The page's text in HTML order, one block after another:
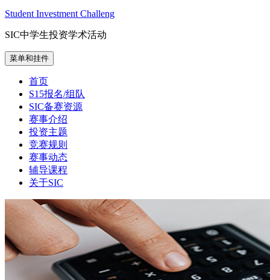
Student Investment Challeng
SIC中学生投资学术活动
菜单和挂件
首页
S15报名/组队
SIC备赛资源
赛事介绍
投资主题
竞赛规则
赛事动态
辅导课程
关于SIC